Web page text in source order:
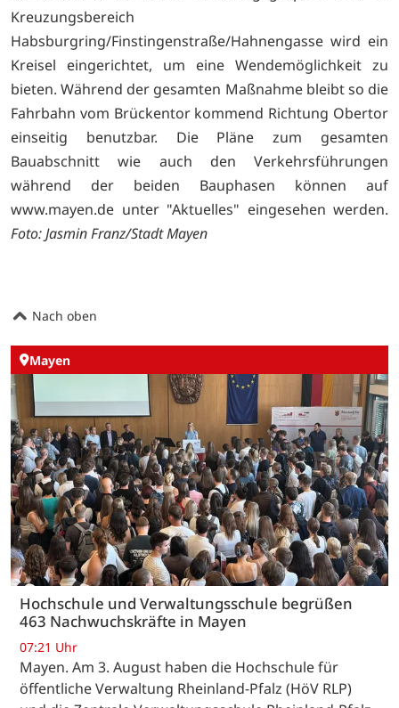
Kreuzungsbereich
Habsburgring/Finstingenstraße/Hahnengasse wird ein
Kreisel eingerichtet, um eine Wendemöglichkeit zu
bieten. Während der gesamten Maßnahme bleibt so die
Fahrbahn vom Brückentor kommend Richtung Obertor
einseitig benutzbar. Die Pläne zum gesamten
Bauabschnitt wie auch den Verkehrsführungen
während der beiden Bauphasen können auf
www.mayen.de unter "Aktuelles" eingesehen werden.
Foto: Jasmin Franz/Stadt Mayen
Nach oben
Mayen
Hochschule und Verwaltungsschule begrüßen
463 Nachwuchskräfte in Mayen
07:21 Uhr
Mayen. Am 3. August haben die Hochschule für
öffentliche Verwaltung Rheinland-Pfalz (HöV RLP)